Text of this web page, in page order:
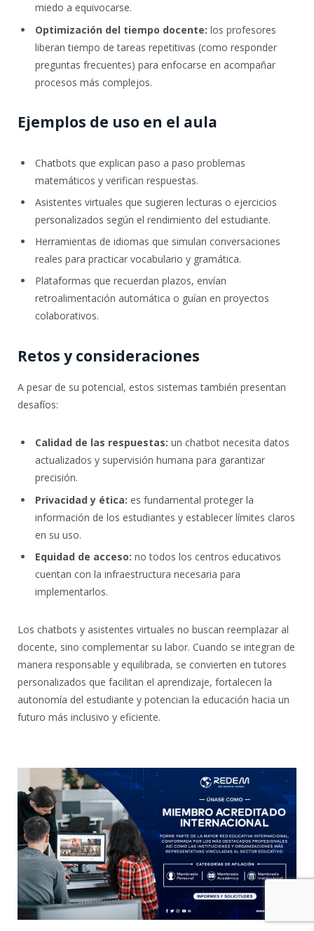
miedo a equivocarse.
Optimización del tiempo docente: los profesores
liberan tiempo de tareas repetitivas (como responder
preguntas frecuentes) para enfocarse en acompañar
procesos más complejos.
Ejemplos de uso en el aula
Chatbots que explican paso a paso problemas
matemáticos y verifican respuestas.
Asistentes virtuales que sugieren lecturas o ejercicios
personalizados según el rendimiento del estudiante.
Herramientas de idiomas que simulan conversaciones
reales para practicar vocabulario y gramática.
Plataformas que recuerdan plazos, envían
retroalimentación automática o guían en proyectos
colaborativos.
Retos y consideraciones
A pesar de su potencial, estos sistemas también presentan
desafíos:
Calidad de las respuestas: un chatbot necesita datos
actualizados y supervisión humana para garantizar
precisión.
Privacidad y ética: es fundamental proteger la
información de los estudiantes y establecer límites claros
en su uso.
Equidad de acceso: no todos los centros educativos
cuentan con la infraestructura necesaria para
implementarlos.
Los chatbots y asistentes virtuales no buscan reemplazar al
docente, sino complementar su labor. Cuando se integran de
manera responsable y equilibrada, se convierten en tutores
personalizados que facilitan el aprendizaje, fortalecen la
autonomía del estudiante y potencian la educación hacia un
futuro más inclusivo y eficiente.